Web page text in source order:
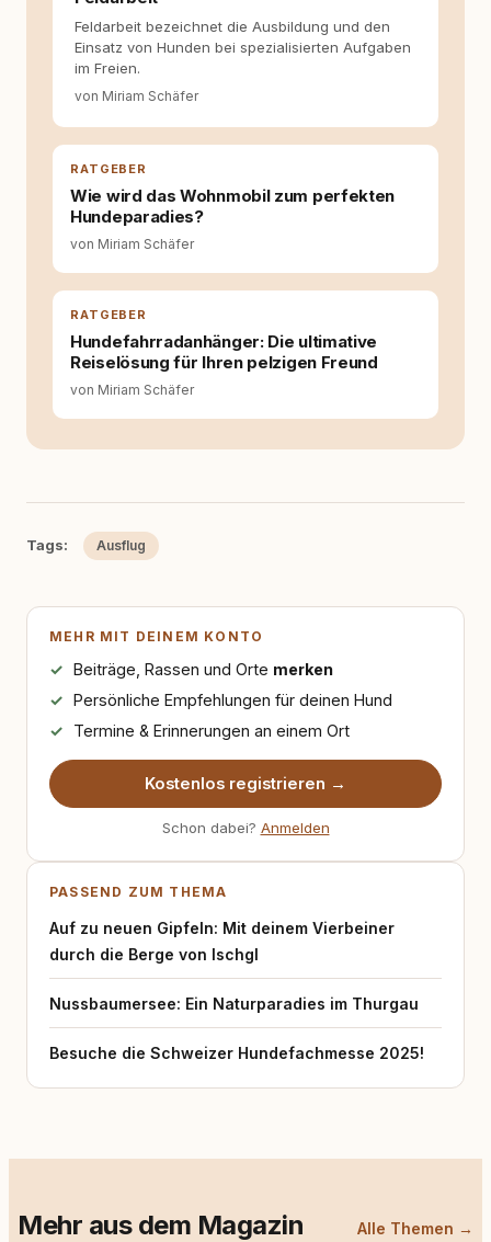
Hundehalter:innen in Deutschland, Österreich
und der Schweiz. Meine Überzeugung:
Tierschutz beginnt mit Wissen. Wer seinen
Hund versteht, trifft bessere Entscheidungen –
für ein Zusammenleben, das beiden guttut.
Feldarbeit bezeichnet die Ausbildung und den
Einsatz von Hunden bei spezialisierten Aufgaben
im Freien.
von Miriam Schäfer
RATGEBER
Wie wird das Wohnmobil zum perfekten
Hundeparadies?
von Miriam Schäfer
RATGEBER
Hundefahrradanhänger: Die ultimative
Reiselösung für Ihren pelzigen Freund
von Miriam Schäfer
Tags: Ausflug
MEHR MIT DEINEM KONTO
Beiträge, Rassen und Orte merken
Persönliche Empfehlungen für deinen Hund
Termine & Erinnerungen an einem Ort
Kostenlos registrieren →
Schon dabei? Anmelden
PASSEND ZUM THEMA
Auf zu neuen Gipfeln: Mit deinem Vierbeiner
durch die Berge von Ischgl
Nussbaumersee: Ein Naturparadies im Thurgau
Besuche die Schweizer Hundefachmesse 2025!
Mehr aus dem Magazin Alle Themen →